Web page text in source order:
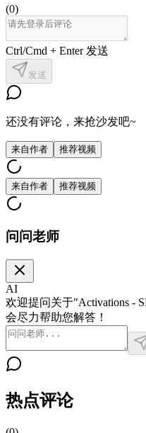
(0)
Ctrl/Cmd + Enter 发送
发送
还没有评论，来抢沙发吧~
来自作者 推荐视频
来自作者 推荐视频
问问老师
AI
欢迎提问关于"Activations -
会尽力帮助您解答！
热点评论